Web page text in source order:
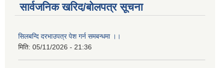
सार्वजनिक खरिद/बोलपत्र सूचना
सिलबन्दि दरभाउपत्र पेश गर्न समबन्धमा ।।
मिति: 05/11/2026 - 21:36